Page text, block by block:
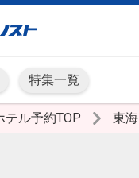
特集一覧
テル予約TOP 東海